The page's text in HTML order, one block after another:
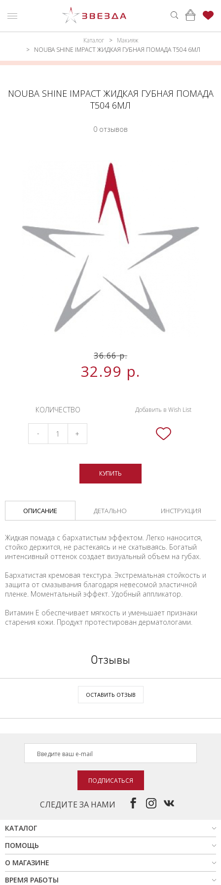
ВОЙТИ
МАКИЯЖ
НОВИНКИ
Каталог
Макияж
NOUBA SHINE IMPACT ЖИДКАЯ ГУБНАЯ ПОМАДА Т504 6МЛ
NOUBA SHINE IMPACT ЖИДКАЯ ГУБНАЯ ПОМАДА
Т504 6МЛ
0 отзывов
36.66р.
32.99 р.
КОЛИЧЕСТВО
- +
КУПИТЬ
Добавить в Wish List
ОПИСАНИЕ ДЕТАЛЬНО ИНСТРУКЦИЯ
Жидкая помада с бархатистым эффектом. Легко наносится,
стойко держится, не растекаясь и не скатываясь. Богатый
интенсивный оттенок создает визуальный объем на губах.
Бархатистая кремовая текстура. Экстремальная стойкость и
защита от смазывания благодаря невесомой эластичной
пленке. Моментальный эффект. Удобный аппликатор.
Витамин Е обеспечивает мягкость и уменьшает признаки
старения кожи. Продукт протестирован дерматологами.
Отзывы
ОСТАВИТЬ ОТЗЫВ
СЛЕДИТЕ ЗА НАМИ
ПОДПИСАТЬСЯ
КАТАЛОГ
ПОМОЩЬ
О МАГАЗИНЕ
ВРЕМЯ РАБОТЫ